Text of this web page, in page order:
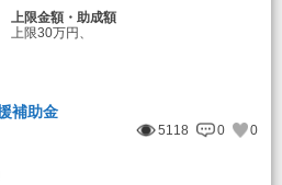
上限金額・助成額
上限30万円、
補助金
5118 0
0